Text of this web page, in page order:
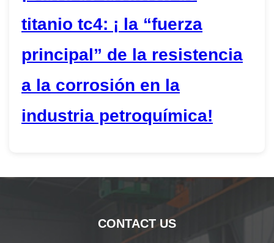
titanio tc4: ¡ la “fuerza
principal” de la resistencia
a la corrosión en la
industria petroquímica!
CONTACT US